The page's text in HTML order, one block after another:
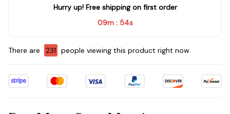
Hurry up! Free shipping on first order
09m : 53s
There are 235 people viewing this product right now.